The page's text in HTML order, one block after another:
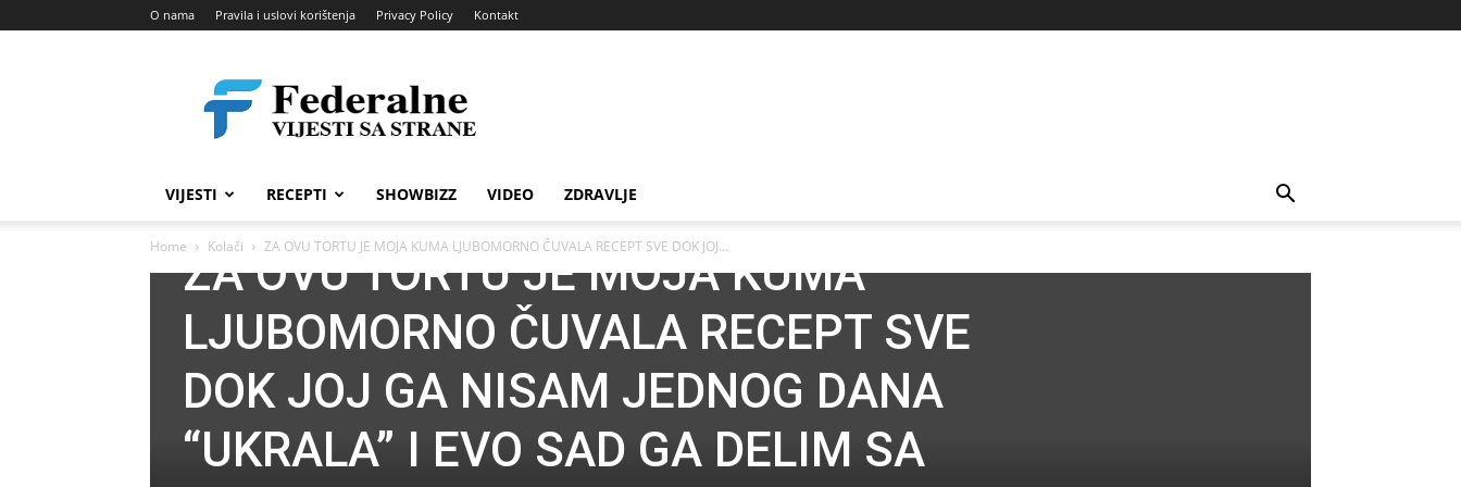
O nama Pravila i uslovi korištenja Privacy Policy Kontakt
vijesti
VIJESTI RECEPTI SHOWBIZZ VIDEO ZDRAVLJE
Home Kolači ZA OVU TORTU JE MOJA KUMA LJUBOMORNO ČUVALA RECEPT SVE DOK JOJ...
ZA OVU TORTU JE MOJA KUMA
LJUBOMORNO ČUVALA RECEPT SVE
DOK JOJ GA NISAM JEDNOG DANA
“UKRALA” I EVO SAD GA DELIM SA